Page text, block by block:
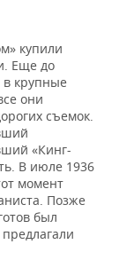
купили
Еще до
в крупные
они
съемок.
«Кинг-
В июле 1936
момент
Позже
был